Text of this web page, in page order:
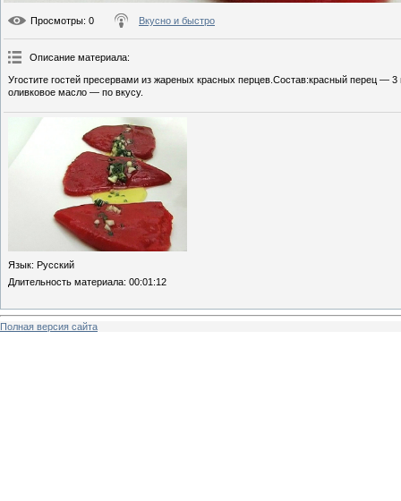
Просмотры: 0 Вкусно и быстро
Описание материала:
Угостите гостей пресервами из жареных красных перцев.Состав:красный перец
оливковое масло — по вкусу.
Язык: Русский
Длительность материала: 00:01:12
Полная версия сайта